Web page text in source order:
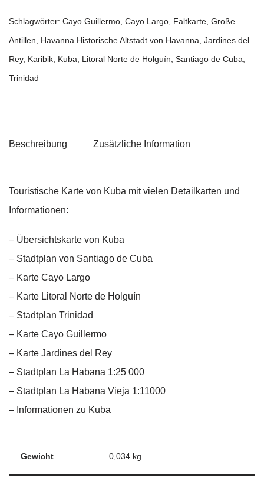
Schlagwörter: Cayo Guillermo Cayo Largo Faltkarte Große
Antillen
Havanna Historische Altstadt von Havanna Jardines del
Rey, Karibik Kuba Litoral Norte de Holguín Santiago de Cuba
Trinidad
Beschreibung Zusätzliche Information
Touristische Karte von Kuba mit vielen Detailkarten und
Informationen:
– Übersichtskarte von Kuba
– Stadtplan von Santiago de Cuba
– Karte Cayo Largo
– Karte Litoral Norte de Holguín
– Stadtplan Trinidad
– Karte Cayo Guillermo
– Karte Jardines del Rey
– Stadtplan La Habana 1:25 000
– Stadtplan La Habana Vieja 1:11000
– Informationen zu Kuba
Gewicht 0,034 kg